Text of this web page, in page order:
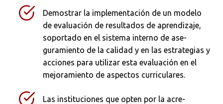
Demostrar la implementación de un mo­delo
de evaluación de resultados de aprendi­zaje,
soportado en el sistema interno de ase­
guramiento de la calidad y en las estrategias y
acciones para utilizar esta evaluación en el
mejoramiento de aspectos curriculares.
Las instituciones que opten por la acre­